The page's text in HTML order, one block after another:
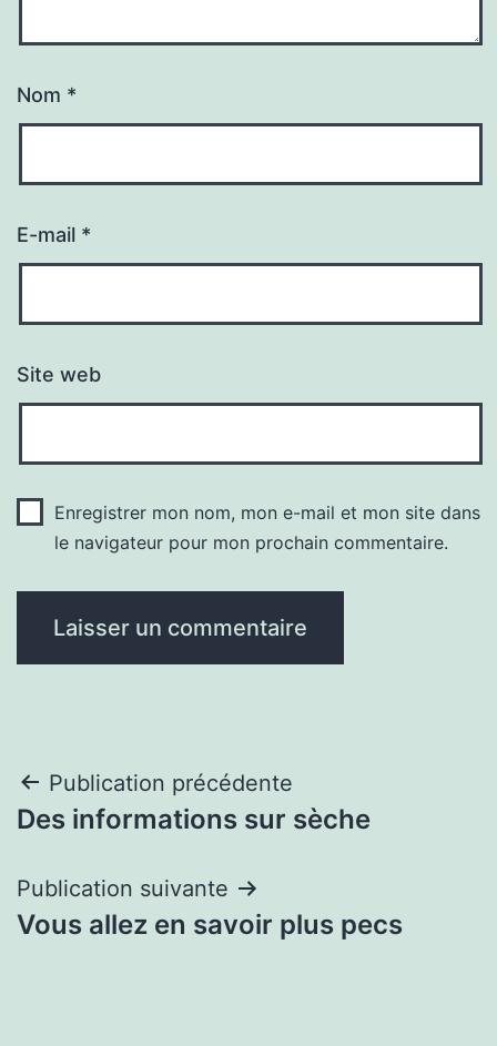
Nom *
E-mail *
Site web
Enregistrer mon nom, mon e-mail et mon site dans
le navigateur pour mon prochain commentaire.
Navigation
de
l’article
Publication précédente
Des informations sur sèche
Publication suivante
Vous allez en savoir plus pecs